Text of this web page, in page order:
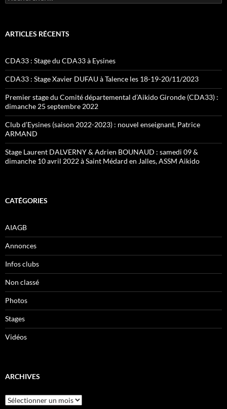
ARTICLES RÉCENTS
CDA33 : Stage du CDA33 à Eysines
CDA33 : Stage Xavier DUFAU à Talence les 18-19-20/11/2023
Premier stage du Comité départemental d’Aikido Gironde (CDA33) :
dimanche 25 septembre 2022
Club d’Eysines (saison 2022-2023) : nouvel enseignant, Patrice
ARMAND
Stage Laurent DALVERNY & Adrien BOUNAUD : samedi 09 &
dimanche 10 avril 2022 à Saint Médard en Jalles, ASSM Aikido
CATÉGORIES
AIAGB
Annonces
Infos clubs
Non classé
Photos
Stages
Vidéos
ARCHIVES
Archives